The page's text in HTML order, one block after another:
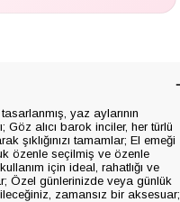
yaz aylarının
Göz alıcı barok inciler, her türlü
şıklığınızı tamamlar; El emeği
özenle seçilmiş ve özenle
için ideal, rahatlığı ve
Özel günlerinizde veya günlük
zamansız bir aksesuar;